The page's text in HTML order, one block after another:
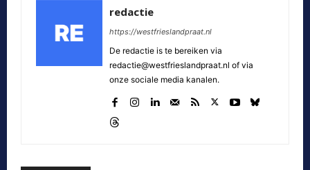
redactie
https://westfrieslandpraat.nl
De redactie is te bereiken via
redactie@westfrieslandpraat.nl of via
onze sociale media kanalen.